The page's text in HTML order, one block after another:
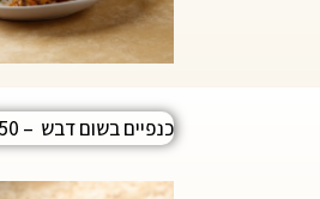
כנפיים בשום דבש – 7.50 ש״ח